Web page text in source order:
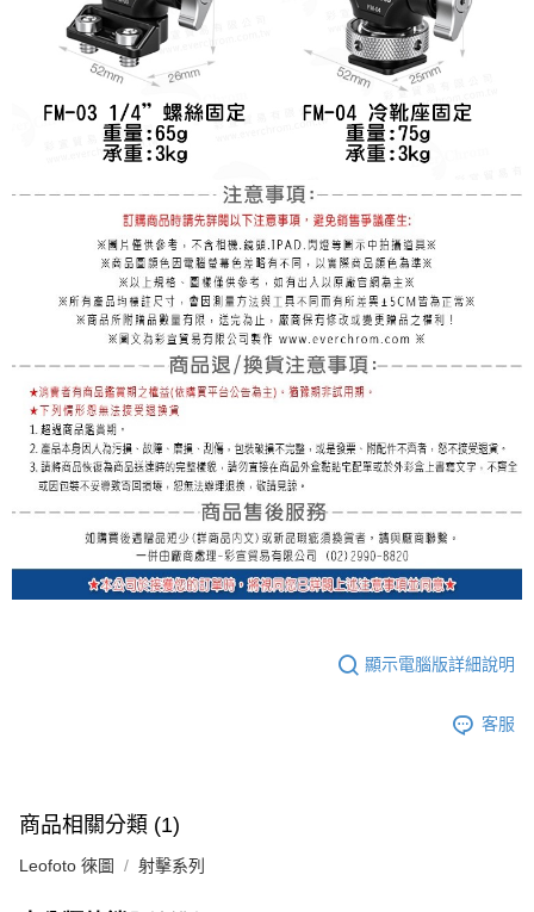
顯示電腦版詳細說明
客服
商品相關分類 (1)
Leofoto 徠圖 射擊系列